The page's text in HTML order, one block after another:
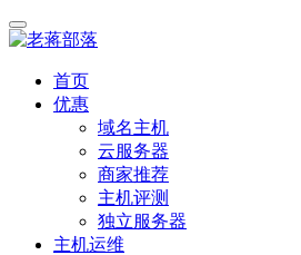
首页
优惠
域名主机
云服务器
商家推荐
主机评测
独立服务器
主机运维